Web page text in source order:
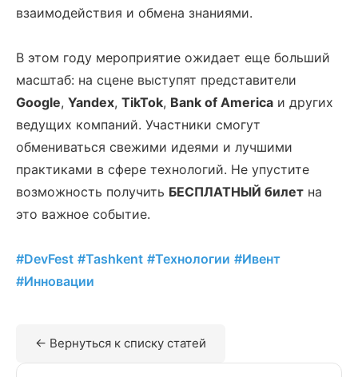
взаимодействия и обмена знаниями.
В этом году мероприятие ожидает еще больший
масштаб: на сцене выступят представители
Google, Yandex, TikTok, Bank of America и других
ведущих компаний. Участники смогут
обмениваться свежими идеями и лучшими
практиками в сфере технологий. Не упустите
возможность получить БЕСПЛАТНЫЙ билет на
это важное событие.
#DevFest #Tashkent #Технологии #Ивент
#Инновации
← Вернуться к списку статей